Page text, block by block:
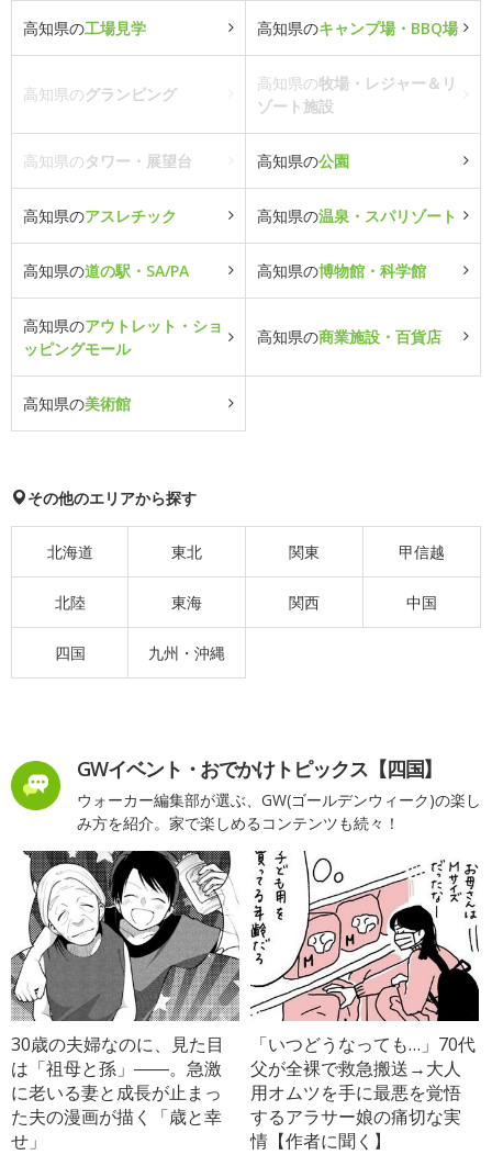
高知県の工場見学 高知県のキャンプ場・BBQ場
高知県のグランピング
高知県の牧場・レジャー＆リ
ゾート施設
高知県のタワー・展望台 高知県の公園
高知県のアスレチック 高知県の温泉・スパリゾート
高知県の道の駅・SA/PA 高知県の博物館・科学館
高知県のアウトレット・ショ
ッピングモール
高知県の商業施設・百貨店
高知県の美術館
その他のエリアから探す
北海道 東北 関東 甲信越
北陸 東海 関西 中国
四国 九州・沖縄
GWイベント・おでかけトピックス【四国】
ウォーカー編集部が選ぶ、GW(ゴールデンウィーク)の楽し
み方を紹介。家で楽しめるコンテンツも続々！
30歳の夫婦なのに、見た目
は「祖母と孫」――。急激
に老いる妻と成長が止まっ
た夫の漫画が描く「歳と幸
せ」
「いつどうなっても…」70代
父が全裸で救急搬送→大人
用オムツを手に最悪を覚悟
するアラサー娘の痛切な実
情【作者に聞く】